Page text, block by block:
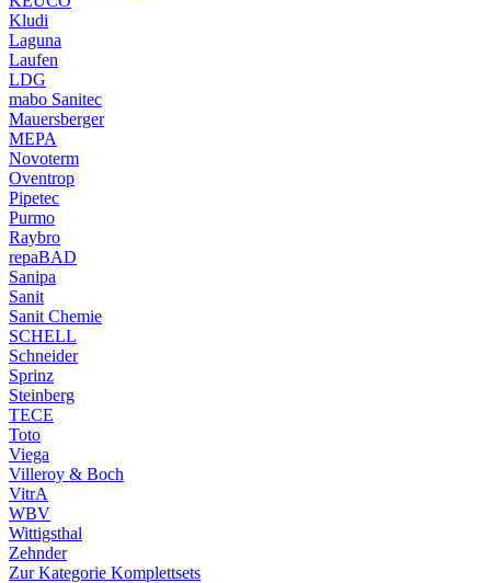
Kludi
Laguna
Laufen
LDG
mabo Sanitec
Mauersberger
MEPA
Novoterm
Oventrop
Pipetec
Purmo
Raybro
repaBAD
Sanipa
Sanit
Sanit Chemie
SCHELL
Schneider
Sprinz
Steinberg
TECE
Toto
Viega
Villeroy & Boch
VitrA
WBV
Wittigsthal
Zehnder
Zur Kategorie Komplettsets